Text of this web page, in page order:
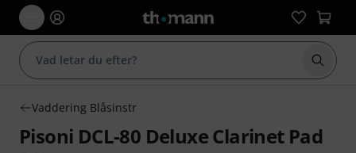
Börja
Vaddering Blåsinstr
Pisoni DCL-80 Deluxe Clarinet Pad